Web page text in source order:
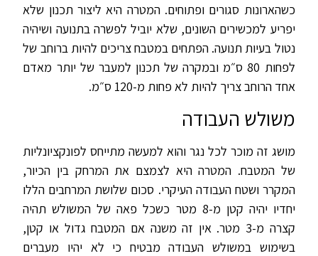
כשהארונות סגורים ופתוחים. המטרה היא ליצור תכנון שלא
יפריע למכשירים השונים, שלא יוביל לפשרה בתנועה ושיהיה
נטול בעיות תנועה. הפתחים במטבח צריכים להיות ברוחב של
לפחות 80 ס״מ ובמקרה של תכנון למעבר של יותר מאדם
אחד הרוחב צריך להיות לא פחות מ-120 ס״מ.
משולש העבודה
מושג זה מוכר לכל נגר והוא למעשה מתייחס לפונקציונליות
של המטבח. המטרה היא לצמצם את המרחק בין הכיור,
המקרר ושטח העבודה העיקרי. סכום שלושת המרחבים הללו
יחדיו יהיה קטן מ-8 מטר כשכל פאה של המשולש תהיה
קצרה מ-3 מטר. אין זה משנה אם המטבח גדול או קטן,
בשימוש במשולש העבודה מבטיח כי לא יהיו מעברים